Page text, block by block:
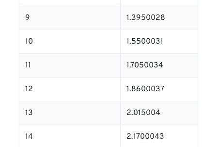
9 1.3950028
10 1.5500031
11 1.7050034
12 1.8600037
13 2.015004
14 2.1700043